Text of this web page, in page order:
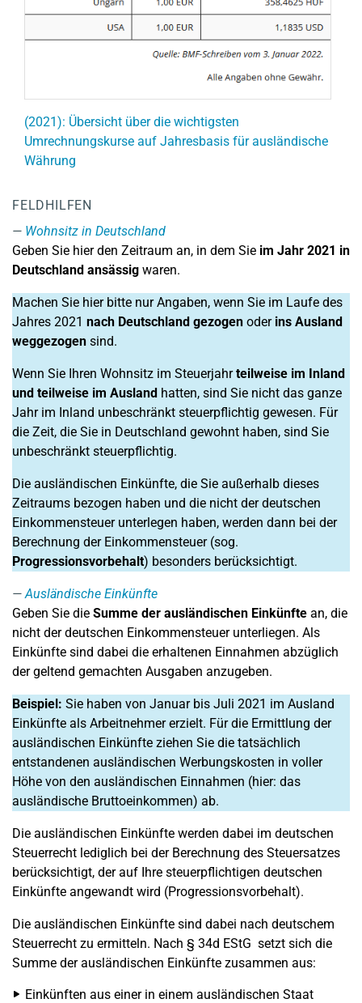
(2021): Übersicht über die wichtigsten
Umrechnungskurse auf Jahresbasis für ausländische
Währung
FELDHILFEN
Wohnsitz in Deutschland
Geben Sie hier den Zeitraum an, in dem Sie im Jahr 2021 in
Deutschland ansässig waren.
Machen Sie hier bitte nur Angaben, wenn Sie im Laufe des
Jahres 2021 nach Deutschland gezogen oderins Ausland
weggezogen sind.
Wenn Sie Ihren Wohnsitz im Steuerjahrteilweise im Inland
und teilweise im Ausland hatten, sind Sie nicht das ganze
Jahr im Inland unbeschränkt steuerpflichtig gewesen. Für
die Zeit, die Sie in Deutschland gewohnt haben, sind Sie
unbeschränkt steuerpflichtig.
Die ausländischen Einkünfte, die Sie außerhalb dieses
Zeitraums bezogen haben und die nicht der deutschen
Einkommensteuer unterlegen haben, werden dann bei der
Berechnung der Einkommensteuer (sog.
Progressionsvorbehalt) besonders berücksichtigt.
Ausländische Einkünfte
Geben Sie die Summe der ausländischen Einkünfte an, die
nicht der deutschen Einkommensteuer unterliegen. Als
Einkünfte sind dabei die erhaltenen Einnahmen abzüglich
der geltend gemachten Ausgaben anzugeben.
Beispiel: Sie haben von Januar bis Juli 2021 im Ausland
Einkünfte als Arbeitnehmer erzielt. Für die Ermittlung der
ausländischen Einkünfte ziehen Sie die tatsächlich
entstandenen ausländischen Werbungskosten in voller
Höhe von den ausländischen Einnahmen (hier: das
ausländische Bruttoeinkommen) ab.
Die ausländischen Einkünfte werden dabei im deutschen
Steuerrecht lediglich bei der Berechnung des Steuersatzes
berücksichtigt, der auf Ihre steuerpflichtigen deutschen
Einkünfte angewandt wird (Progressionsvorbehalt).
Die ausländischen Einkünfte sind dabei nach deutschem
Steuerrecht zu ermitteln. Nach § 34d EStG setzt sich die
Summe der ausländischen Einkünfte zusammen aus:
Einkünften aus einer in einem ausländischen Staat